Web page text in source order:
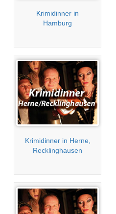
Krimidinner in
Hamburg
Krimidinner in Herne,
Recklinghausen